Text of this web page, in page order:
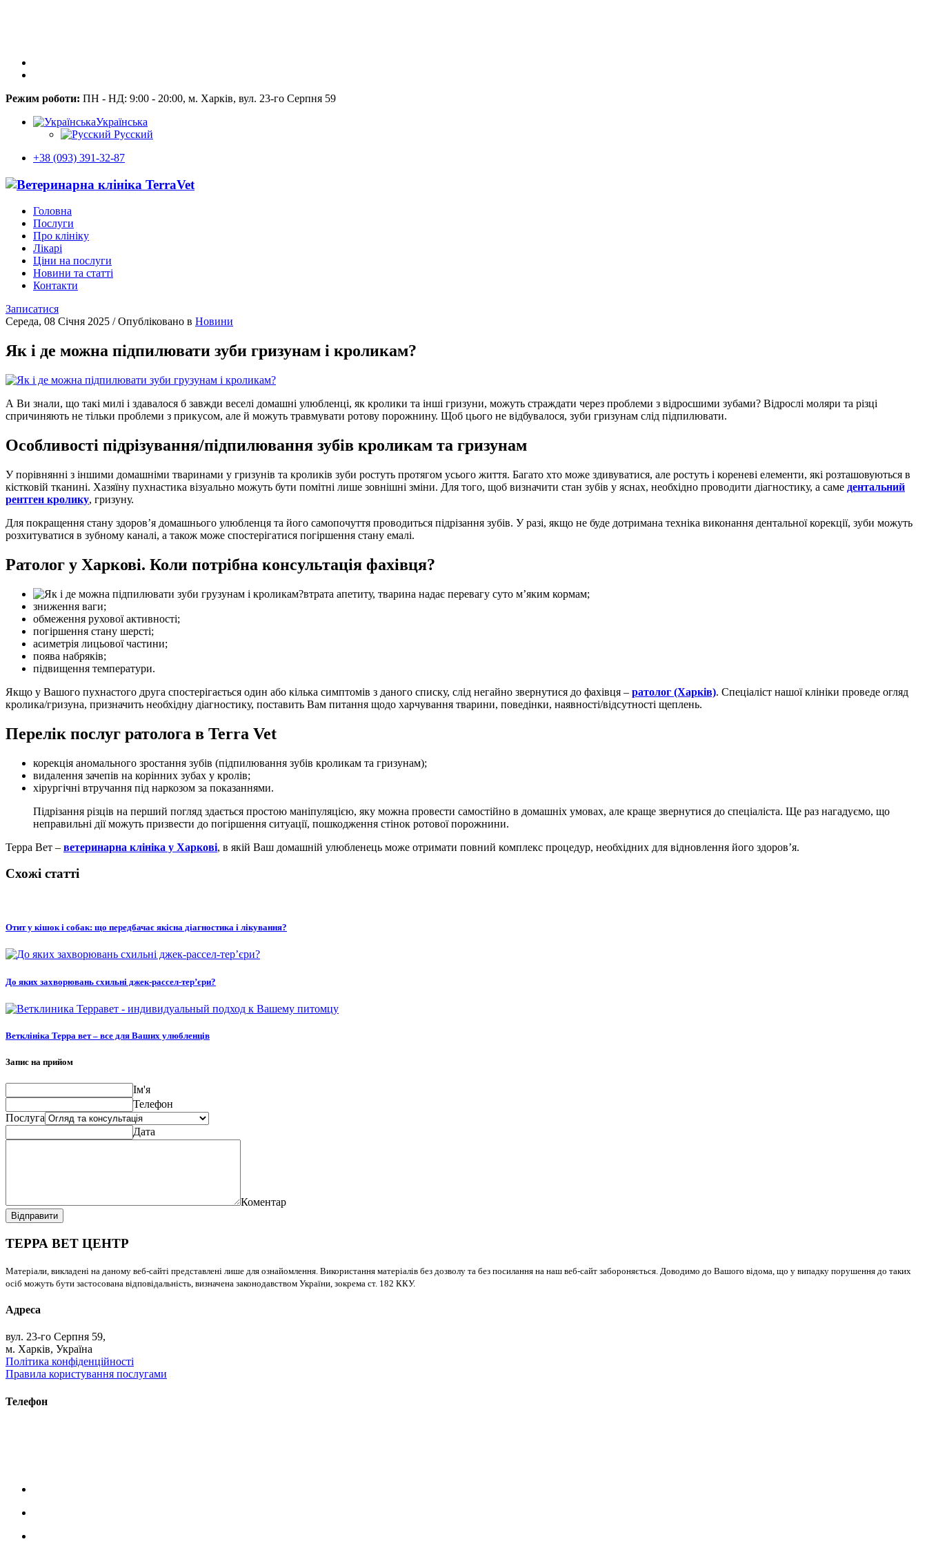
Режим роботи: ПН - НД: 9:00 - 20:00, м. Харків, вул. 23-го Серпня 59
Українська
Русский
+38 (093) 391-32-87
Головна
Послуги
Про клініку
Лікарі
Ціни на послуги
Новини та статті
Контакти
Записатися
Середа, 08 Січня 2025 /Опубліковано в Новини
Як і де можна підпилювати зуби гризунам і кроликам?
А Ви знали, що такі милі і здавалося б завжди веселі домашні улюбленці, як кролики та інші гризуни, можуть страждати через проблеми з відросшими зубами? Відрослі моляри та різці
спричиняють не тільки проблеми з прикусом, але й можуть травмувати ротову порожнину. Щоб цього не відбувалося, зуби гризунам слід підпилювати.
Особливості підрізування/підпилювання зубів кроликам та гризунам
У порівнянні з іншими домашніми тваринами у гризунів та кроликів зуби ростуть протягом усього життя. Багато хто може здивуватися, але ростуть і кореневі елементи, які розташовуються в
кістковій тканині. Хазяїну пухнастика візуально можуть бути помітні лише зовнішні зміни. Для того, щоб визначити стан зубів у яснах, необхідно проводити діагностику, а саме дентальний
рентген кролику, гризуну.
Для покращення стану здоров’я домашнього улюбленця та його самопочуття проводиться підрізання зубів. У разі, якщо не буде дотримана техніка виконання дентальної корекції, зуби можуть
розхитуватися в зубному каналі, а також може спостерігатися погіршення стану емалі.
Ратолог у Харкові. Коли потрібна консультація фахівця?
втрата апетиту, тварина надає перевагу суто м’яким кормам;
зниження ваги;
обмеження рухової активності;
погіршення стану шерсті;
асиметрія лицьової частини;
поява набряків;
підвищення температури.
Якщо у Вашого пухнастого друга спостерігається один або кілька симптомів з даного списку, слід негайно звернутися до фахівця – ратолог (Харків). Спеціаліст нашої клініки проведе огляд
кролика/гризуна, призначить необхідну діагностику, поставить Вам питання щодо харчування тварини, поведінки, наявності/відсутності щеплень.
Перелік послуг ратолога в Terra Vet
корекція аномального зростання зубів (підпилювання зубів кроликам та гризунам);
видалення зачепів на корінних зубах у кролів;
хірургічні втручання під наркозом за показаннями.
Підрізання різців на перший погляд здається простою маніпуляцією, яку можна провести самостійно в домашніх умовах, але краще звернутися до спеціаліста. Ще раз нагадуємо, що
неправильні дії можуть призвести до погіршення ситуації, пошкодження стінок ротової порожнини.
Терра Вет – ветеринарна клініка у Харкові, в якій Ваш домашній улюбленець може отримати повний комплекс процедур, необхідних для відновлення його здоров’я.
Схожі статті
Отит у кішок і собак: що передбачає якісна діагностика і лікування?
До яких захворювань схильні джек-рассел-тер’єри?
Ветклініка Терра вет – все для Ваших улюбленців
Запис на прийом
Ім'я
Телефон
Послуга
Дата
Коментар
Відправити
ТЕРРА ВЕТ ЦЕНТР
Матеріали, викладені на даному веб-сайті представлені лише для ознайомлення. Використання матеріалів без дозволу та без посилання на наш веб-сайт забороняється. Доводимо до Вашого відома, що у випадку порушення до таких
осіб можуть бути застосована відповідальність, визначена законодавством України, зокрема ст. 182 ККУ.
Адреса
вул. 23-го Серпня 59,
м. Харків, Україна
Політика конфіденційності
Правила користування послугами
Телефон